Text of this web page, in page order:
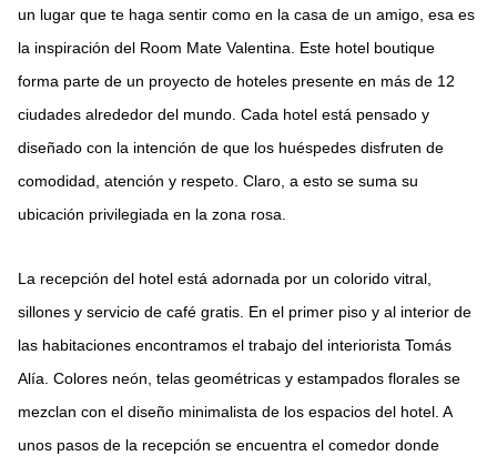
un lugar que te haga sentir como en la casa de un amigo, esa es
la inspiración del Room Mate Valentina. Este hotel boutique
forma parte de un proyecto de hoteles presente en más de 12
ciudades alrededor del mundo. Cada hotel está pensado y
diseñado con la intención de que los huéspedes disfruten de
comodidad, atención y respeto. Claro, a esto se suma su
ubicación privilegiada en la zona rosa.
La recepción del hotel está adornada por un colorido vitral,
sillones y servicio de café gratis. En el primer piso y al interior de
las habitaciones encontramos el trabajo del interiorista Tomás
Alía. Colores neón, telas geométricas y estampados florales se
mezclan con el diseño minimalista de los espacios del hotel. A
unos pasos de la recepción se encuentra el comedor donde